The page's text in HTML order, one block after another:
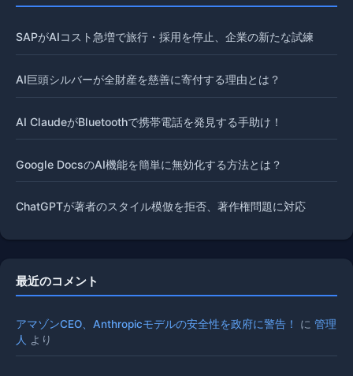
SAPがAIコスト急増で旅行・採用を停止、企業の新たな試練
AI巨頭シルバーが全財産を慈善に寄付する理由とは？
AI ClaudeがBluetoothで携帯電話を発見する手助け！
Google DocsのAI機能を簡単に無効化する方法とは？
ChatGPTが著者のスタイル模倣を拒否、著作権問題に対応
最近のコメント
アマゾンCEO、Anthropicモデルの安全性を政府に警告！ に 管理
人 より